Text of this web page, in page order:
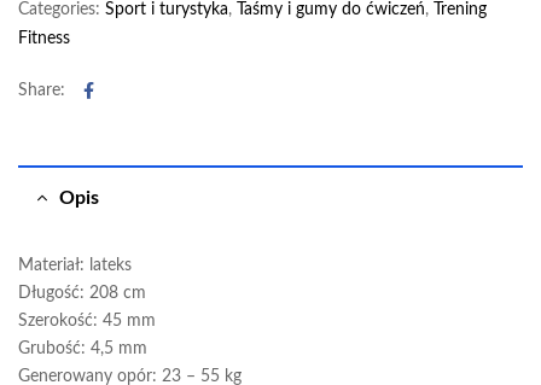
Categories: Sport i turystyka, Taśmy i gumy do ćwiczeń,
Trening
Fitness
Share: Facebook
Opis
Materiał: lateks
Długość: 208 cm
Szerokość: 45 mm
Grubość: 4,5 mm
Generowany opór: 23 – 55 kg